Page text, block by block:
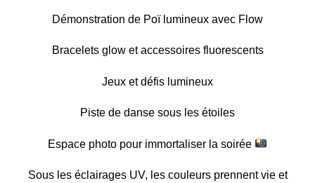
Démonstration de Poï lumineux avec Flow
Bracelets glow et accessoires fluorescents
Jeux et défis lumineux
Piste de danse sous les étoiles
Espace photo pour immortaliser la soirée
Sous les éclairages UV, les couleurs prennent vie et